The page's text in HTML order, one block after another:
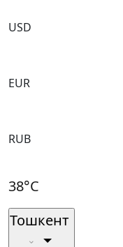
USD
EUR
RUB
38°C
Тошкент